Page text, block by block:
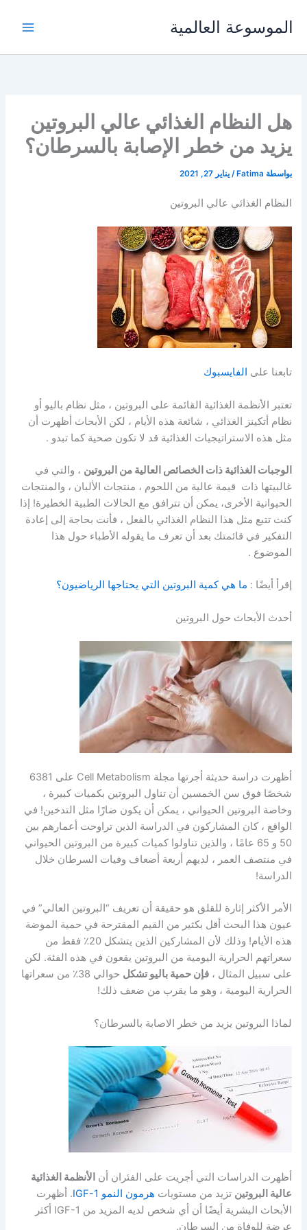
الموسوعة العالمية
هل النظام الغذائي عالي البروتين
يزيد من خطر الإصابة بالسرطان؟
بواسطة Fatima
/يناير 27, 2021
النظام الغذائي عالي البروتين
تابعنا على الفايسبوك
تعتبر الأنظمة الغذائية القائمة على البروتين ، مثل نظام باليو أو
نظام أتكينز الغذائي ، شائعة هذه الأيام ، لكن الأبحاث أظهرت أن
مثل هذه الاستراتيجيات الغذائية قد لا تكون صحية كما تبدو .
الوجبات الغذائية ذات الخصائص العالية من البروتين ، والتي في
غالبيتها ذات قيمة عالية من اللحوم ، منتجات الألبان ، والمنتجات
الحيوانية الأخرى، يمكن أن تترافق مع الحالات الطبية الخطيرة! إذا
كنت تتبع مثل هذا النظام الغذائي بالفعل ، فأنت بحاجة إلى إعادة
التفكير في قائمتك بعد أن تعرف ما يقوله الأطباء حول هذا
الموضوع .
إقرأ أيضًا : ما هي كمية البروتين التي يحتاجها الرياضيون؟
أحدث الأبحاث حول البروتين
أظهرت دراسة حديثة أجرتها مجلة Cell Metabolism على 6381
شخصًا فوق سن الخمسين أن تناول البروتين بكميات كبيرة ،
وخاصة البروتين الحيواني ، يمكن أن يكون ضارًا مثل التدخين! في
الواقع ، كان المشاركون في الدراسة الذين تراوحت أعمارهم بين
50 و 65 عامًا ، والذين تناولوا كميات كبيرة من البروتين الحيواني
في منتصف العمر ، لديهم أربعة أضعاف وفيات السرطان خلال
الدراسة!
الأمر الأكثر إثارة للقلق هو حقيقة أن تعريف “البروتين العالي” في
عيون هذا البحث أقل بكثير من القيم المقترحة في حمية الموضة
هذه الأيام! وذلك لأن المشاركين الذين يتشكل 20٪ فقط من
سعراتهم الحرارية اليومية من البروتين يقعون في هذه الفئة. لكن
على سبيل المثال ،فإن حمية باليو تشكل
حوالي 38٪ من سعراتها
الحرارية اليومية ، وهو ما يقرب من ضعف ذلك!
لماذا البروتين يزيد من خطر الاصابة بالسرطان؟
أظهرت الدراسات التي أجريت على الفئران أن الأنظمة الغذائية
عالية البروتين تزيد من مستويات هرمون النمو IGF-1
. أظهرت
الأبحاث البشرية أيضًا أن أي شخص لديه المزيد من IGF-1 أكثر
عرضة للوفاة من السرطان.